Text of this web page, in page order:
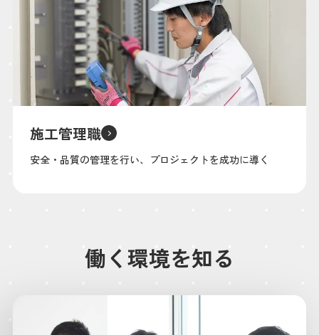
施工管理職
安全・品質の管理を行い、プロジェクトを成功に導く
働く環境を知る